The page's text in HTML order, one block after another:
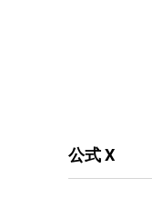
公式 X